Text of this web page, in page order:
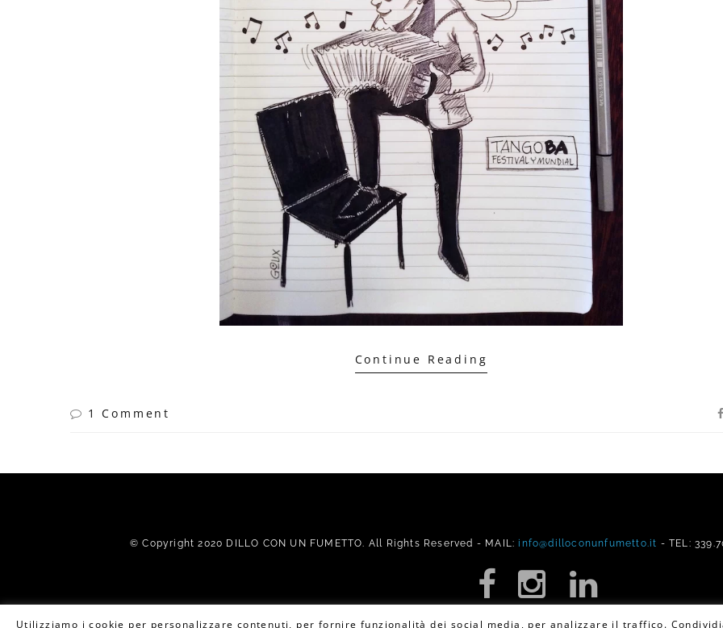
Continue Reading
1 Comment
© Copyright 2020 DILLO CON UN FUMETTO. All Rights Reserved - MAIL: info@dilloconunfumetto.it - TEL:
Utilizziamo i cookie per personalizzare contenuti, per fornire funzionalità dei social media, per analizzare il traffico.